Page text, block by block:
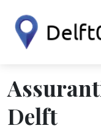
Delft